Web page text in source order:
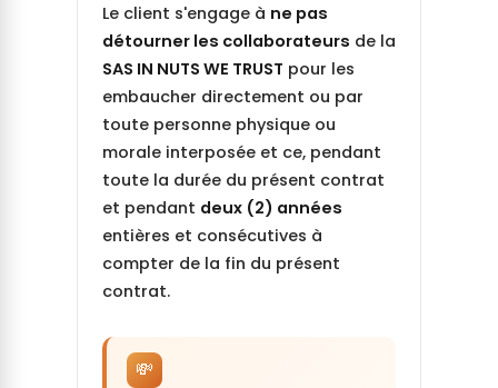
Le client s'engage à ne pas
détourner les collaborateurs de la
SAS IN NUTS WE TRUST pour les
embaucher directement ou par
toute personne physique ou
morale interposée et ce, pendant
toute la durée du présent contrat
et pendant deux (2) années
entières et consécutives à
compter de la fin du présent
contrat.
💸